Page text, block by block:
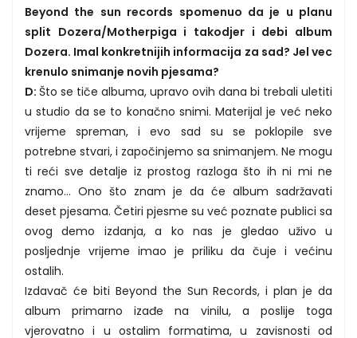
Beyond the sun records spomenuo da je u planu
split Dozera/Motherpiga i takodjer i debi album
Dozera. Imal konkretnijih informacija za sad? Jel vec
krenulo snimanje novih pjesama?
D: Što se tiče albuma, upravo ovih dana bi trebali uletiti
u studio da se to konačno snimi. Materijal je već neko
vrijeme spreman, i evo sad su se poklopile sve
potrebne stvari, i započinjemo sa snimanjem. Ne mogu
ti reći sve detalje iz prostog razloga što ih ni mi ne
znamo... Ono što znam je da će album sadržavati
deset pjesama. Četiri pjesme su već poznate publici sa
ovog demo izdanja, a ko nas je gledao uživo u
posljednje vrijeme imao je priliku da čuje i većinu
ostalih.
Izdavač će biti Beyond the Sun Records, i plan je da
album primarno izađe na vinilu, a poslije toga
vjerovatno i u ostalim formatima, u zavisnosti od